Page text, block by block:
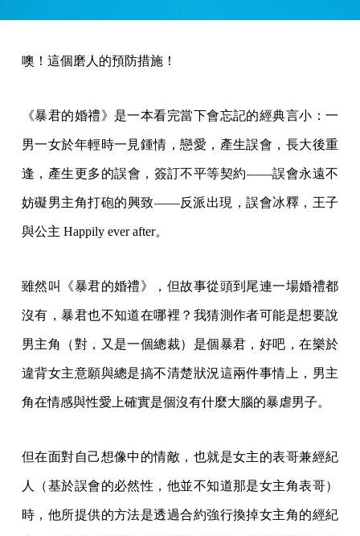
噢！這個磨人的預防措施！
《暴君的婚禮》是一本看完當下會忘記的經典言小：一
男一女於年輕時一見鍾情，戀愛，產生誤會，長大後重
逢，產生更多的誤會，簽訂不平等契約——誤會永遠不
妨礙男主角打砲的興致——反派出現，誤會冰釋，王子
與公主 Happily ever after。
雖然叫《暴君的婚禮》，但故事從頭到尾連一場婚禮都
沒有，暴君也不知道在哪裡？我猜測作者可能是想要說
男主角（對，又是一個總裁）是個暴君，好吧，在樂於
違背女主意願與總是搞不清楚狀況這兩件事情上，男主
角在情感與性愛上確實是個沒有什麼大腦的暴虐男子。
但在面對自己想像中的情敵，也就是女主的表哥兼經紀
人（基於誤會的必然性，他並不知道那是女主角表哥）
時，他所提供的方法是透過合約強行換掉女主角的經紀